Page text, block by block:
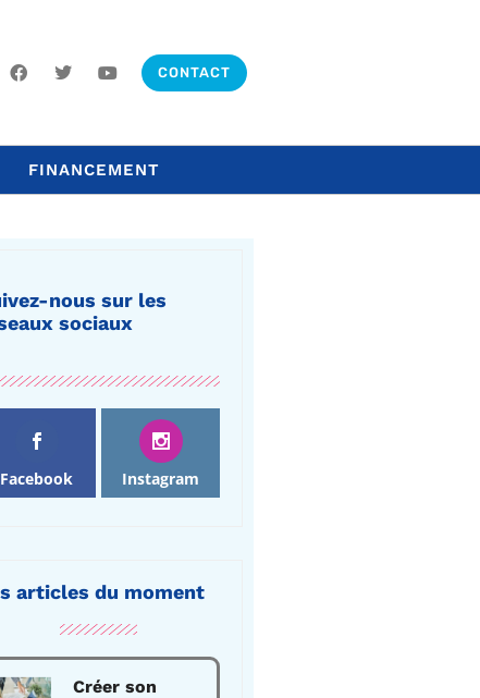
CONTACT
FINANCEMENT
nous sur les
sociaux
Facebook Instagram
articles du moment
Créer son